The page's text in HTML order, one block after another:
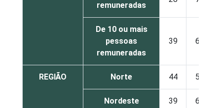
remuneradas
De 10 ou mais
pessoas
remuneradas
39 61
REGIÃO Norte 44 54
Nordeste 39 60